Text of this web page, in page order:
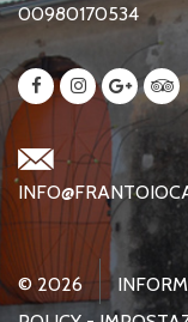
00980170534
© 2026